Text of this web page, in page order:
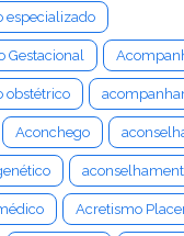
especializado
Gestacional
obstétrico
Aconchego
Acretismo